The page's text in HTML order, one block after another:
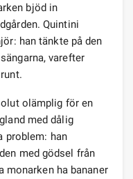
bjöd in
Quintini
han tänkte på den
varefter
olämplig för en
med dålig
problem: han
med gödsel från
ha bananer